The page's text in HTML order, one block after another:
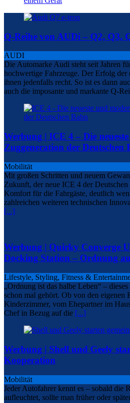
Q-Reihe von AUDi – Q2, Q3,
AUDI
Die Automarke Audi steht seit Jahren
hochwertige Fahrzeuge. Der Erfolg
ihnen jedenfalls recht. So ist es dann
auch die imposante und markante Q-
Werbung | ICE 4 – Die
Zuggeneration der Deutschen
Mobilität
Mit großen Schritten und neuem
Zukunft, der neue ICE 4 der
Komfort für die Fahrgäste, deutlich
zahlreichen weiteren technischen
[...]
Werbung | Quirky Converge
Docking Station – Ordnung
Lifestyle, Styling, Fitness &
„Ordnung ist das halbe Leben“ –
schon mal gehört. Ob von den eigenen
Kinderzimmer, vom Ehepartner im
Chef in Bezug auf die [...]
Werbung | Shell und Geely
Kooperation
Mobilität
Jeder Autofahrer kennt es – sobald die
aufleuchtet, sollte man früher oder